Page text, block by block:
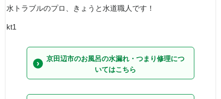
水トラブルのプロ、きょうと水道職人です！
kt1
京田辺市のお風呂の水漏れ・つまり修理につ
いてはこちら